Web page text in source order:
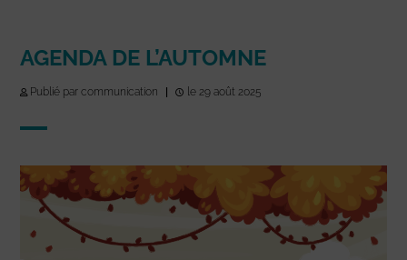
AGENDA DE L’AUTOMNE
Publié par communication le 29 août 2025